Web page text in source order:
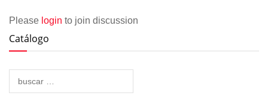
Please login to join discussion
Catálogo